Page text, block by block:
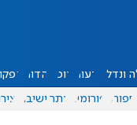
ונדל"ן דעות אוכל יהדות
ספורט פורומים אתר ישיבה